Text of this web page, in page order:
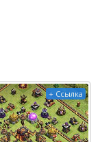
+ Ссылка